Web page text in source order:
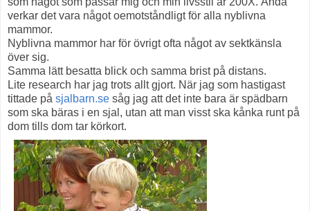
verkar det vara något oemotståndligt för alla nyblivna
mammor.
Nyblivna mammor har för övrigt ofta något av sektkänsla
över sig.
Samma lätt besatta blick och samma brist på distans.
Lite research har jag trots allt gjort. När jag som hastigast
tittade på sjalbarn.se såg jag att det inte bara är spädbarn
som ska bäras i en sjal, utan att man visst ska kånka runt på
dom tills dom tar körkort.